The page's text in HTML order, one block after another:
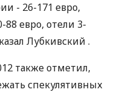
- 26-171 евро,
евро, отели 3-
Лубкивский .
также отметил,
спекулятивных